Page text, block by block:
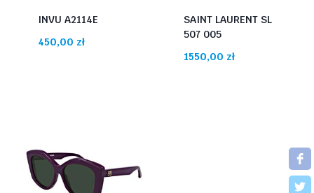
INVU A2114E
450,00 zł
SAINT LAURENT SL
507 005
1550,00 zł